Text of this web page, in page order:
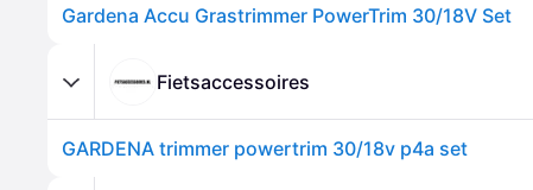
Gardena Accu Grastrimmer PowerTrim 30/18V Set
Fietsaccessoires
GARDENA trimmer powertrim 30/18v p4a set